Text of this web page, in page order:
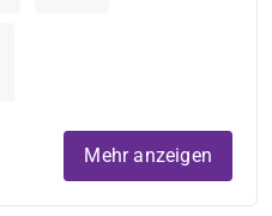
Mehr anzeigen